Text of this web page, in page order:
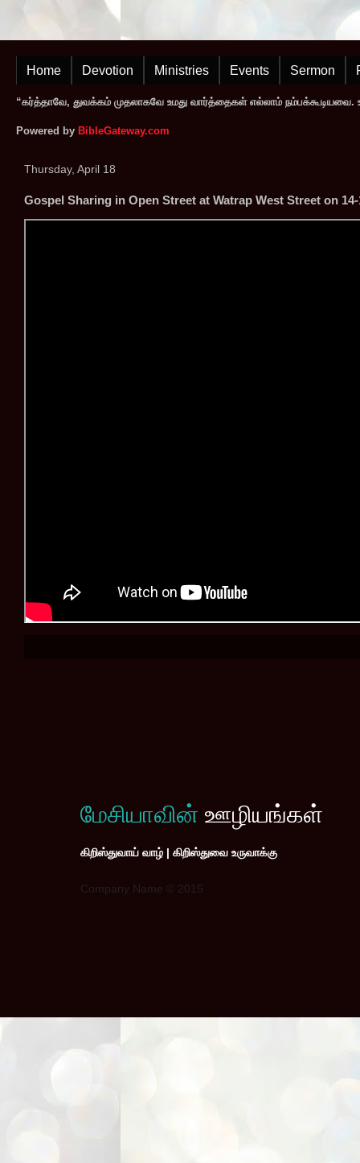
Home Devotion Ministries Events Sermon
“கர்த்தாவே, துவக்கம் முதலாகவே உமது வார்த்தைகள் எல்லாம் நம்பக்கூடியவை.
Powered by BibleGateway.com
Thursday, April 18
Gospel Sharing in Open Street at Watrap West Street on
மேசியாவின் ஊழியங்கள்
கிறிஸ்துவாய் வாழ் | கிறிஸ்துவை உருவாக்கு
Company Name © 2015